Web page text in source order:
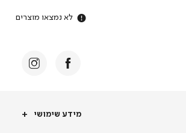
לא נמצאו מוצרים
מידע
מידע שימושי